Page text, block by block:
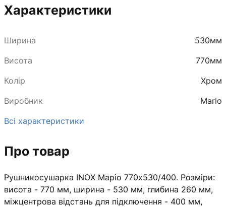
Характеристики
Ширина
530мм
Висота
770мм
Колір
Хром
Виробник
Mario
Всі характеристики
Про товар
Рушникосушарка INOX Маріо 770х530/400. Розміри:
висота - 770 мм, ширина - 530 мм, глибина 260 мм,
міжцентрова відстань для підключення - 400 мм,